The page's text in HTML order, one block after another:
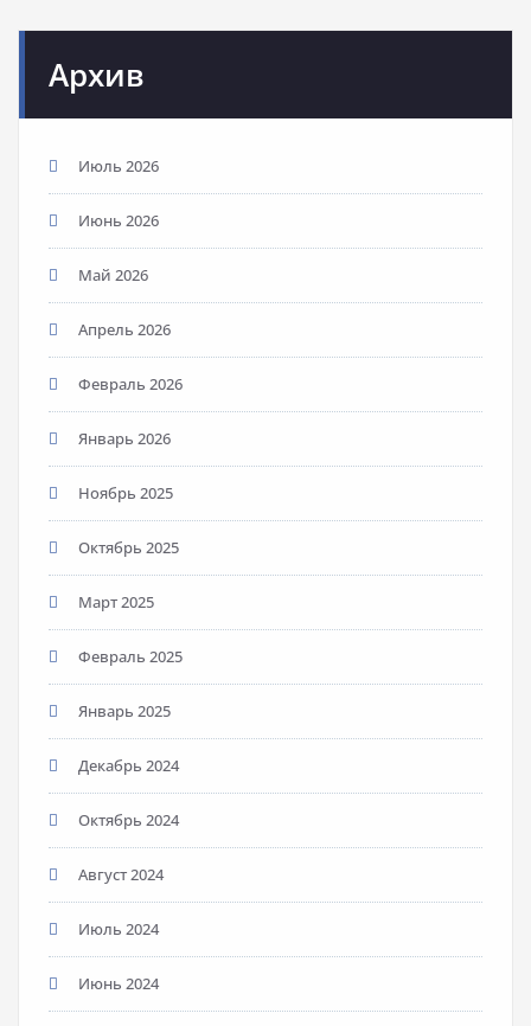
Архив
Июль 2026
Июнь 2026
Май 2026
Апрель 2026
Февраль 2026
Январь 2026
Ноябрь 2025
Октябрь 2025
Март 2025
Февраль 2025
Январь 2025
Декабрь 2024
Октябрь 2024
Август 2024
Июль 2024
Июнь 2024